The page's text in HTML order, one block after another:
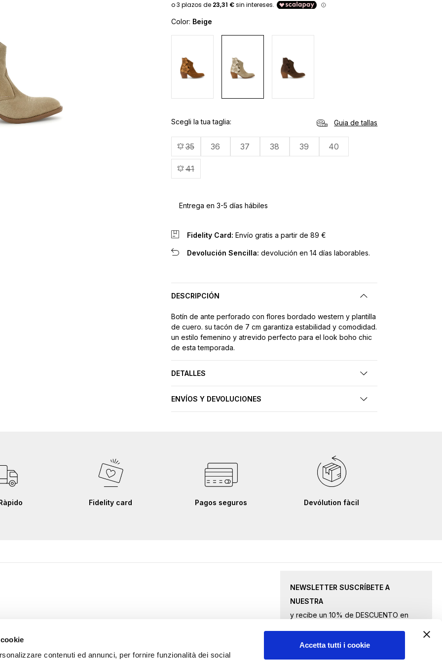
contenuti ed annunci, per fornire funzionalità dei social
Accetta tutti i cookie
Color: Beige
Scegli la tua taglia
35 36 37 38 39 40
41
Guia de tallas
Entrega en 3-5 días hábiles
Fidelity Card: Envío gratis a partir de 89 €
Devolución Sencilla: devolución en 14 días laborables.
DESCRIPCIÓN
Botín de ante perforado con flores bordado western y plantilla
de cuero. su tacón de 7 cm garantiza estabilidad y comodidad.
un estilo femenino y atrevido perfecto para el look boho chic
de esta temporada.
DETALLES
ENVÍOS Y DEVOLUCIONES
Fidelity card Pagos seguros Devólution fàcil
NEWSLETTER SUSCRÍBETE A
NUESTRA
y recibe un 10% de DESCUENTO en